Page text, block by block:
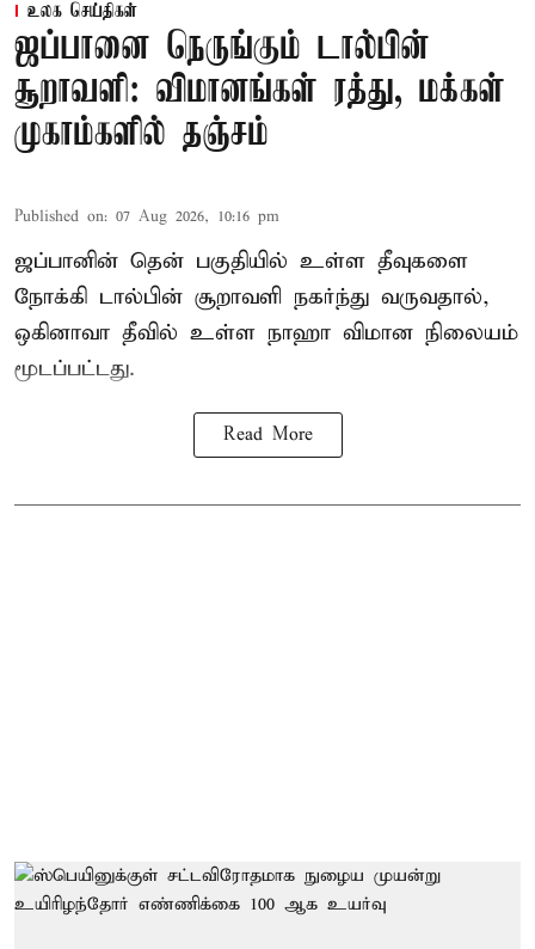
உலக செய்திகள்
ஜப்பானை நெருங்கும் டால்பின்
சூறாவளி: விமானங்கள் ரத்து, மக்கள்
முகாம்களில் தஞ்சம்
Published on: 07 Aug 2026, 10:16 pm
ஜப்பானின் தென் பகுதியில் உள்ள தீவுகளை
நோக்கி டால்பின் சூறாவளி நகர்ந்து வருவதால்,
ஒகினாவா தீவில் உள்ள நாஹா விமான நிலையம்
மூடப்பட்டது.
Read More